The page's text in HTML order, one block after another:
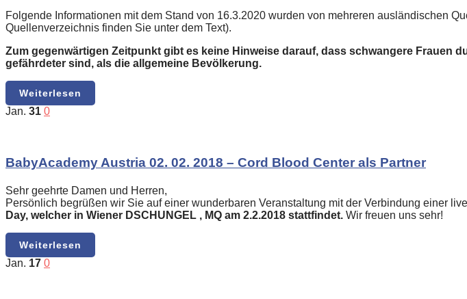
Folgende Informationen mit dem Stand von 16.3.2020 wurden von mehreren ausländischen
Quellenverzeichnis finden Sie unter dem Text).
Zum gegenwärtigen Zeitpunkt gibt es keine Hinweise darauf, dass schwangere Frauen
gefährdeter sind, als die allgemeine Bevölkerung.
Weiterlesen
Jan. 31 0
BabyAcademy Austria 02. 02. 2018 – Cord Blood Center als Partner
Sehr geehrte Damen und Herren,
Persönlich begrüßen wir Sie auf einer wunderbaren Veranstaltung mit der Verbindung einer
Day, welcher in Wiener DSCHUNGEL , MQ am 2.2.2018 stattfindet. Wir freuen uns sehr!
Weiterlesen
Jan. 17 0